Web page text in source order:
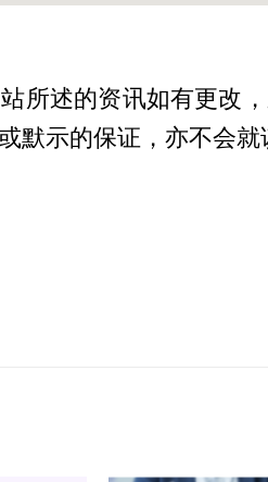
所述的资讯如有更改
默示的保证，亦不会